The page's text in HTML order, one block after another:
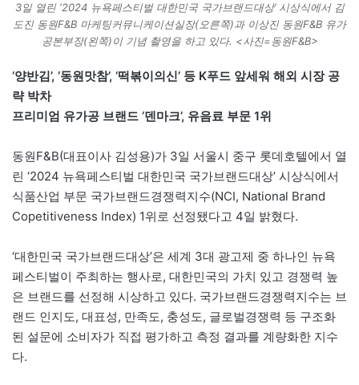
3일 열린 ‘2024 뉴욕페스티벌 대한민국 국가브랜드대상’ 시상식에서 김
도진 동원F&B 마케팅커뮤니케이션실장(오른쪽)과 이상진 동원F&B 유가
공본부장(왼쪽)이 기념 촬영을 하고 있다. <사진=동원F&B>
‘양반김’, ‘동원맛참’, ‘떡볶이의신’ 등 K푸드 앞세워 해외 시장 공
략 박차
프리미엄 유가공 브랜드 ‘덴마크’, 유음료 부문 1위
동원F&B(대표이사 김성용)가 3일 서울시 중구 롯데호텔에서 열
린 ‘2024 뉴욕페스티벌 대한민국 국가브랜드대상’ 시상식에서
식품산업 부문 국가브랜드경쟁력지수(NCI, National Brand
Copetitiveness Index) 1위로 선정됐다고 4일 밝혔다.
‘대한민국 국가브랜드대상’은 세계 3대 광고제 중 하나인 뉴욕
페스티벌이 주최하는 행사로, 대한민국의 가치 있고 경쟁력 높
은 브랜드를 선정해 시상하고 있다. 국가브랜드경쟁력지수는 브
랜드 인지도, 대표성, 만족도, 충성도, 글로벌경쟁력 등 구조화
된 설문에 소비자가 직접 평가하고 측정 결과를 계량화한 지수
다.